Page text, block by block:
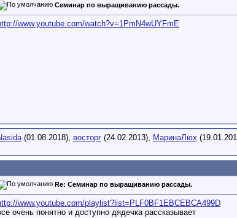
Семинар по выращиванию рассады.
www.youtube.com/watch?v=1PmN4wUYFmE
(01.08.2018), восторг (24.02.2013), МаринаЛюх
Re: Семинар по выращиванию рассады.
www.youtube.com/playlist?list=PLF0BF1EBCEBCA499D
очень понятно и доступно дядечка рассказывает